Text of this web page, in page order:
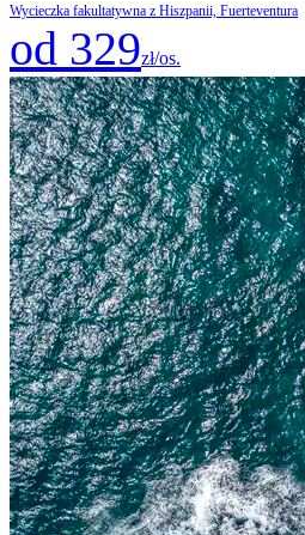
Wycieczka fakultatywna z Hiszpanii, Fuerteventura
od 329zł/os.